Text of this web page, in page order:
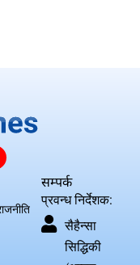
सम्पर्क
प्रवन्ध निर्देशक:
सैहैन्सा
सिद्धिकी